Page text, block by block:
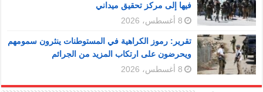
فيها إلى مركز تحقيق ميداني
8 أغسطس، 2026
تقرير: رموز الكراهية في المستوطنات ينثرون سمومهم
ويحرضون على ارتكاب المزيد من الجرائم
8 أغسطس، 2026